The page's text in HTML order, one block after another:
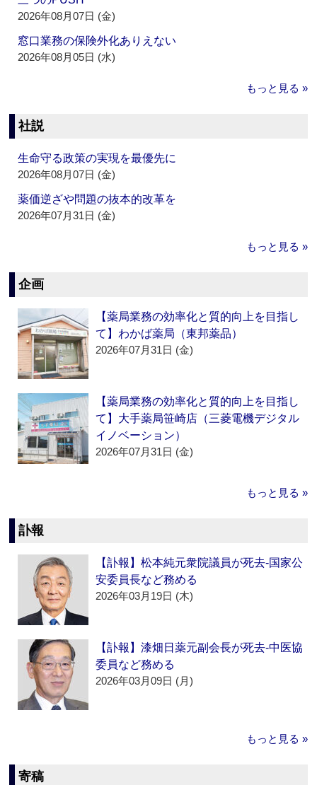
2026年08月07日 (金)
窓口業務の保険外化ありえない
2026年08月05日 (水)
もっと見る »
社説
生命守る政策の実現を最優先に
2026年08月07日 (金)
薬価逆ざや問題の抜本的改革を
2026年07月31日 (金)
もっと見る »
企画
【薬局業務の効率化と質的向上を目指し
て】わかば薬局（東邦薬品）
2026年07月31日 (金)
【薬局業務の効率化と質的向上を目指し
て】大手薬局笹崎店（三菱電機デジタル
イノベーション）
2026年07月31日 (金)
もっと見る »
訃報
【訃報】松本純元衆院議員が死去‐国家公
安委員長など務める
2026年03月19日 (木)
【訃報】漆畑日薬元副会長が死去‐中医協
委員など務める
2026年03月09日 (月)
もっと見る »
寄稿